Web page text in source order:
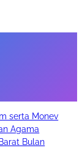
serta Monev
Agama
Bulan